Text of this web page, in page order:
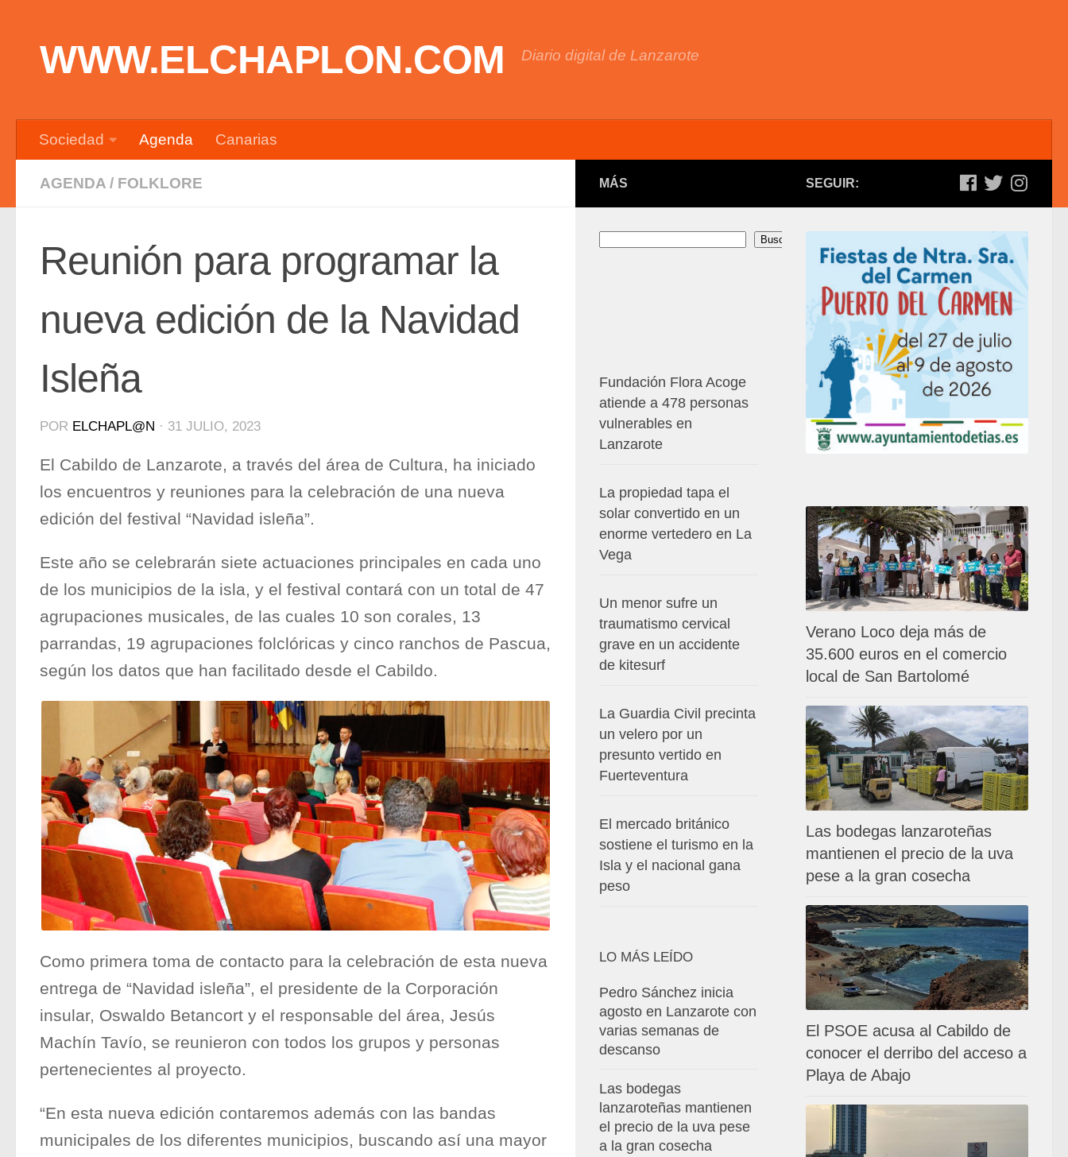
WWW.ELCHAPLON.COM Diario digital de Lanzarote
Sociedad Agenda Canarias
AGENDA / FOLKLORE
Reunión para programar la
nueva edición de la Navidad
Isleña
POR ELCHAPL@N · 31 JULIO, 2023
El Cabildo de Lanzarote, a través del área de Cultura, ha iniciado
los encuentros y reuniones para la celebración de una nueva
edición del festival “Navidad isleña”.
Este año se celebrarán siete actuaciones principales en cada uno
de los municipios de la isla, y el festival contará con un total de 47
agrupaciones musicales, de las cuales 10 son corales, 13
parrandas, 19 agrupaciones folclóricas y cinco ranchos de Pascua,
según los datos que han facilitado desde el Cabildo.
Como primera toma de contacto para la celebración de esta nueva
entrega de “Navidad isleña”, el presidente de la Corporación
insular, Oswaldo Betancort y el responsable del área, Jesús
Machín Tavío, se reunieron con todos los grupos y personas
pertenecientes al proyecto.
“En esta nueva edición contaremos además con las bandas
municipales de los diferentes municipios, buscando así una mayor
SEGUIR:
Verano Loco deja más de
35.600 euros en el comercio
local de San Bartolomé
Las bodegas lanzaroteñas
mantienen el precio de la uva
pese a la gran cosecha
El PSOE acusa al Cabildo de
conocer el derribo del acceso a
Playa de Abajo
MÁS
Buscar
Fundación Flora Acoge
atiende a 478 personas
vulnerables en
Lanzarote
La propiedad tapa el
solar convertido en un
enorme vertedero en La
Vega
Un menor sufre un
traumatismo cervical
grave en un accidente
de kitesurf
La Guardia Civil precinta
un velero por un
presunto vertido en
Fuerteventura
El mercado británico
sostiene el turismo en la
Isla y el nacional gana
peso
LO MÁS LEÍDO
Pedro Sánchez inicia
agosto en Lanzarote con
varias semanas de
descanso
Las bodegas
lanzaroteñas mantienen
el precio de la uva pese
a la gran cosecha